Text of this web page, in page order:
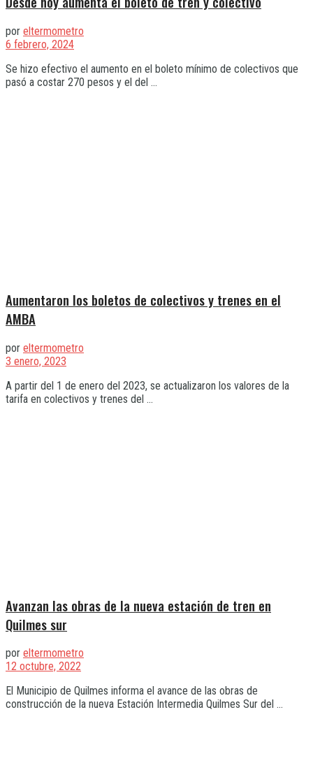
por eltermometro
6 febrero, 2024
Se hizo efectivo el aumento en el boleto mínimo de colectivos que
pasó a costar 270 pesos y el del ...
Aumentaron los boletos de colectivos y trenes en el
AMBA
por eltermometro
3 enero, 2023
A partir del 1 de enero del 2023, se actualizaron los valores de la
tarifa en colectivos y trenes del ...
Avanzan las obras de la nueva estación de tren en
Quilmes sur
por eltermometro
12 octubre, 2022
El Municipio de Quilmes informa el avance de las obras de
construcción de la nueva Estación Intermedia Quilmes Sur del ...